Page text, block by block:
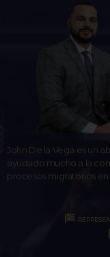
John De la Vega es un
ayudado mucho a la
procesos migratorios en